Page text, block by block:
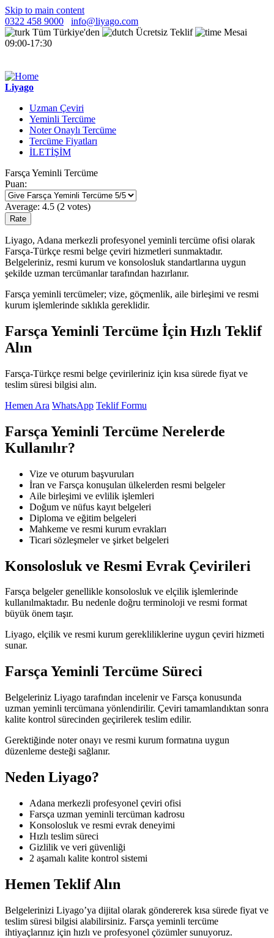
Skip to main content
0322 458 9000
info@liyago.com
Tüm Türkiye'den
Ücretsiz Teklif
Mesai
09:00-17:30
Liyago
Uzman Çeviri
Yeminli Tercüme
Noter Onaylı Tercüme
Tercüme Fiyatları
İLETİŞİM
Farsça Yeminli Tercüme
Puan:
Average: 4.5 (2 votes)
Liyago, Adana merkezli profesyonel yeminli tercüme ofisi olarak
Farsça-Türkçe resmi belge çeviri hizmetleri sunmaktadır.
Belgeleriniz, resmi kurum ve konsolosluk standartlarına uygun
şekilde uzman tercümanlar tarafından hazırlanır.
Farsça yeminli tercümeler; vize, göçmenlik, aile birleşimi ve resmi
kurum işlemlerinde sıklıkla gereklidir.
Farsça Yeminli Tercüme İçin Hızlı Teklif
Alın
Farsça-Türkçe resmi belge çevirileriniz için kısa sürede fiyat ve
teslim süresi bilgisi alın.
Hemen Ara WhatsApp Teklif Formu
Farsça Yeminli Tercüme Nerelerde
Kullanılır?
Vize ve oturum başvuruları
İran ve Farsça konuşulan ülkelerden resmi belgeler
Aile birleşimi ve evlilik işlemleri
Doğum ve nüfus kayıt belgeleri
Diploma ve eğitim belgeleri
Mahkeme ve resmi kurum evrakları
Ticari sözleşmeler ve şirket belgeleri
Konsolosluk ve Resmi Evrak Çevirileri
Farsça belgeler genellikle konsolosluk ve elçilik işlemlerinde
kullanılmaktadır. Bu nedenle doğru terminoloji ve resmi format
büyük önem taşır.
Liyago, elçilik ve resmi kurum gerekliliklerine uygun çeviri hizmeti
sunar.
Farsça Yeminli Tercüme Süreci
Belgeleriniz Liyago tarafından incelenir ve Farsça konusunda
uzman yeminli tercümana yönlendirilir. Çeviri tamamlandıktan sonra
kalite kontrol sürecinden geçirilerek teslim edilir.
Gerektiğinde noter onayı ve resmi kurum formatına uygun
düzenleme desteği sağlanır.
Neden Liyago?
Adana merkezli profesyonel çeviri ofisi
Farsça uzman yeminli tercüman kadrosu
Konsolosluk ve resmi evrak deneyimi
Hızlı teslim süreci
Gizlilik ve veri güvenliği
2 aşamalı kalite kontrol sistemi
Hemen Teklif Alın
Belgelerinizi Liyago’ya dijital olarak göndererek kısa sürede fiyat ve
teslim süresi bilgisi alabilirsiniz. Farsça yeminli tercüme
ihtiyaçlarınız için hızlı ve profesyonel çözümler sunuyoruz.